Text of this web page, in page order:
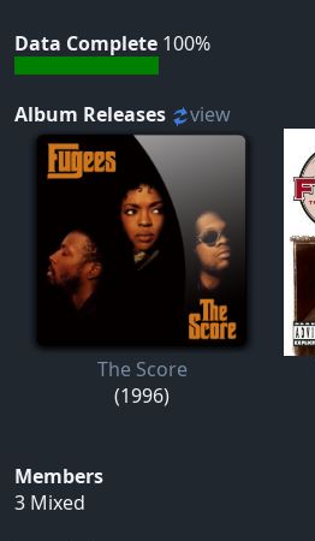
Data Complete 100%
Album Releases view
The Score
(1996)
Members
3 Mixed